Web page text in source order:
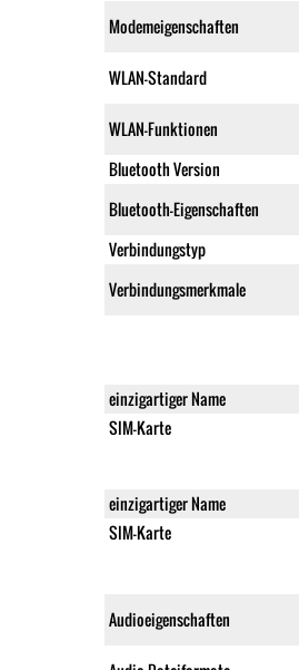
Modemeigenschaften
WLAN-Standard
WLAN-Funktionen
Bluetooth Version
Bluetooth-Eigenschaften
Verbindungstyp
Verbindungsmerkmale
einzigartiger Name
SIM-Karte
einzigartiger Name
SIM-Karte
Audioeigenschaften